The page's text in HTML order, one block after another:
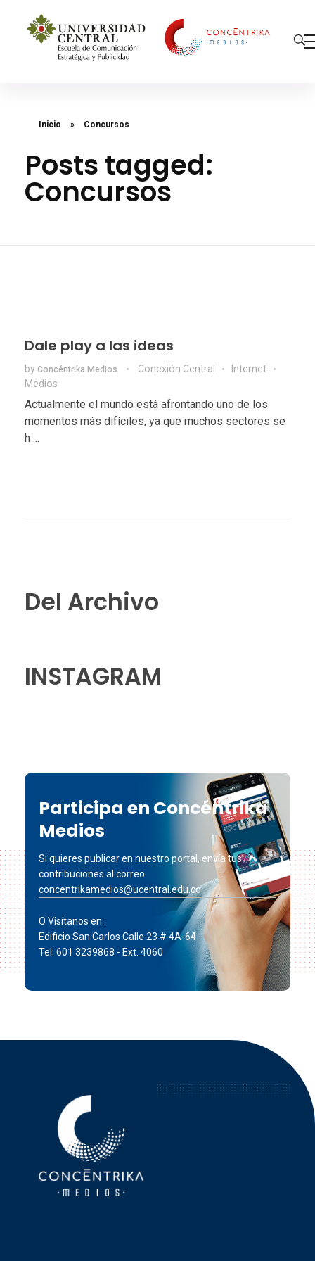
Inicio » Concursos
Posts tagged:
Concursos
Dale play a las ideas
by Concéntrika Medios Conexión Central
Internet
Medios
Actualmente el mundo está afrontando uno de los
momentos más difíciles, ya que muchos sectores se
h ...
Del Archivo
INSTAGRAM
Participa en Concéntrika
Medios
Si quieres publicar en nuestro portal, envía tus
contribuciones al correo
concentrikamedios@ucentral.edu.co
O Visítanos en:
Edificio San Carlos Calle 23 # 4A-64
Tel: 601 3239868 - Ext. 4060